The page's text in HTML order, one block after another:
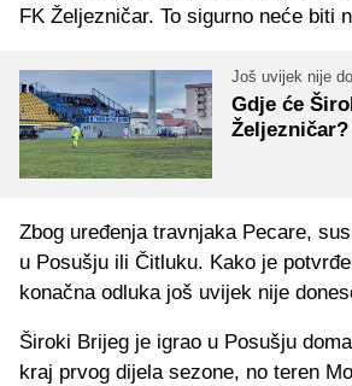
FK Željezničar. To sigurno neće biti
Još uvijek nije
Gdje će
Željezničar?
Zbog uređenja travnjaka Pecare,
u Posušju ili Čitluku. Kako je
konačna odluka još uvijek nije
Široki Brijeg je igrao u Posušju
kraj prvog dijela sezone, no teren